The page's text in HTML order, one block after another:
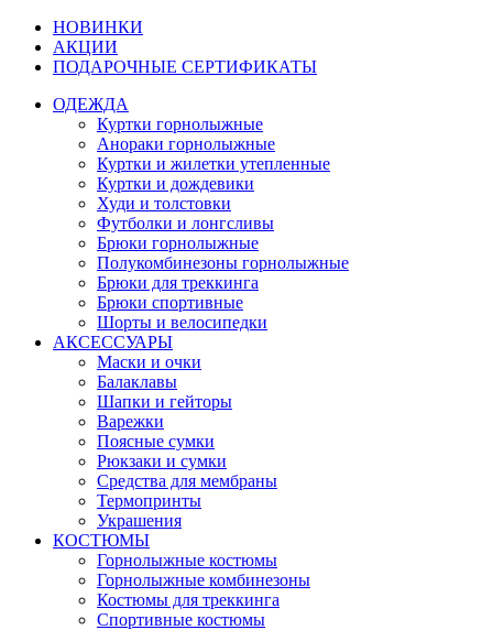
НОВИНКИ
АКЦИИ
ПОДАРОЧНЫЕ СЕРТИФИКАТЫ
ОДЕЖДА
Куртки горнолыжные
Анораки горнолыжные
Куртки и жилетки утепленные
Куртки и дождевики
Худи и толстовки
Футболки и лонгсливы
Брюки горнолыжные
Полукомбинезоны горнолыжные
Брюки для треккинга
Брюки спортивные
Шорты и велосипедки
АКСЕССУАРЫ
Маски и очки
Балаклавы
Шапки и гейторы
Варежки
Поясные сумки
Рюкзаки и сумки
Средства для мембраны
Термопринты
Украшения
КОСТЮМЫ
Горнолыжные костюмы
Горнолыжные комбинезоны
Костюмы для треккинга
Спортивные костюмы